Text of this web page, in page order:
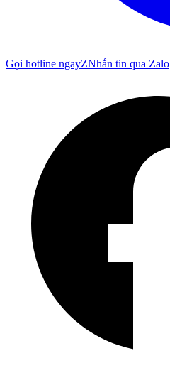
Gọi hotline ngayZNhắn tin qua Zalo